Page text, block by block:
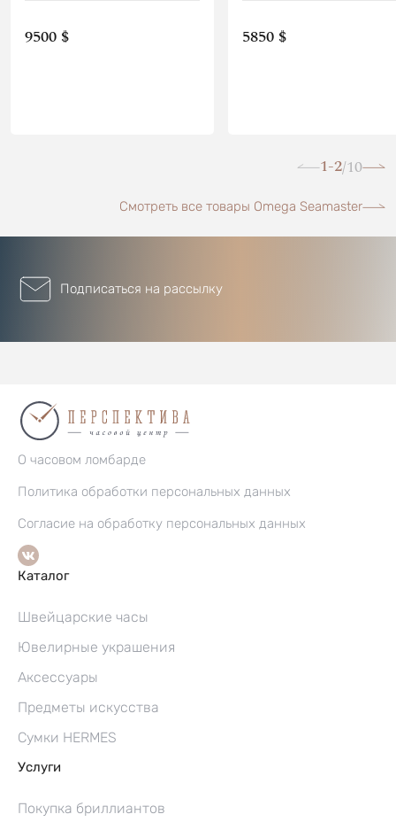
9500 $ 5850 $
1-2/10
Смотреть все товары Omega Seamaster
Подписаться на рассылку
О часовом ломбарде
Политика обработки персональных данных
Согласие на обработку персональных данных
Каталог
Швейцарские часы
Ювелирные украшения
Аксессуары
Предметы искусства
Сумки HERMES
Услуги
Покупка бриллиантов